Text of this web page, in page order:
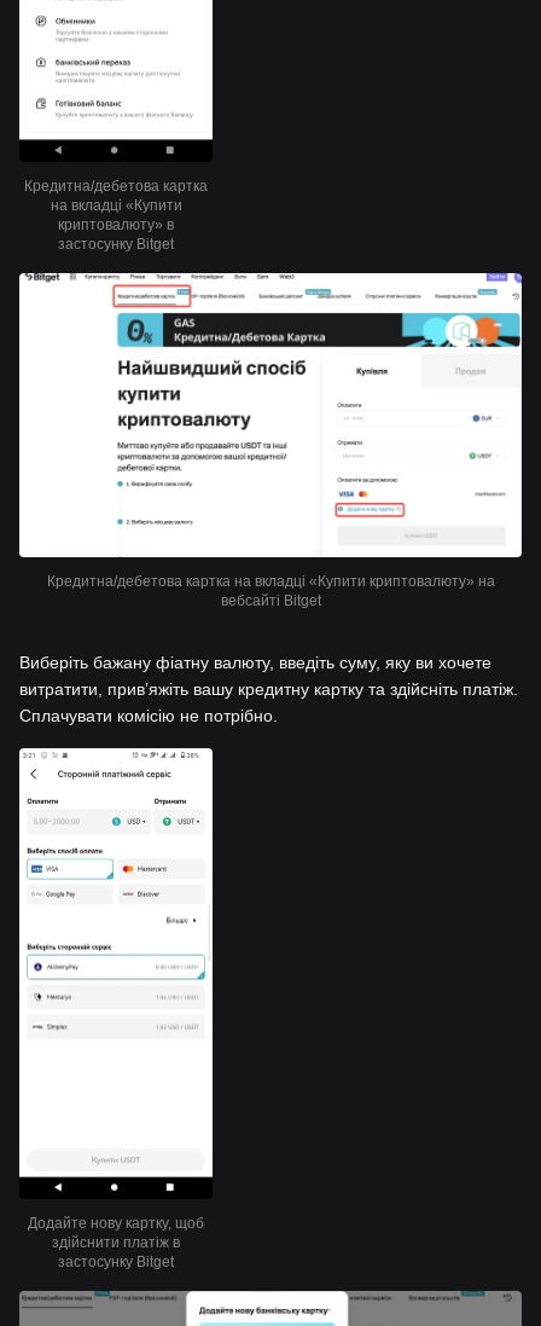
Кредитна/дебетова картка
на вкладці «Купити
криптовалюту» в
застосунку Bitget
Кредитна/дебетова картка на вкладці «Купити криптовалюту» на
вебсайті Bitget
Виберіть бажану фіатну валюту, введіть суму, яку ви хочете
витратити, привʼяжіть вашу кредитну картку та здійсніть платіж.
Сплачувати комісію не потрібно.
Додайте нову картку, щоб
здійснити платіж в
застосунку Bitget